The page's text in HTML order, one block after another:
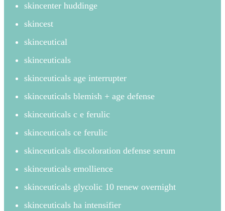
skincenter huddinge
skincest
skinceutical
skinceuticals
skinceuticals age interrupter
skinceuticals blemish + age defense
skinceuticals c e ferulic
skinceuticals ce ferulic
skinceuticals discoloration defense serum
skinceuticals emollience
skinceuticals glycolic 10 renew overnight
skinceuticals ha intensifier